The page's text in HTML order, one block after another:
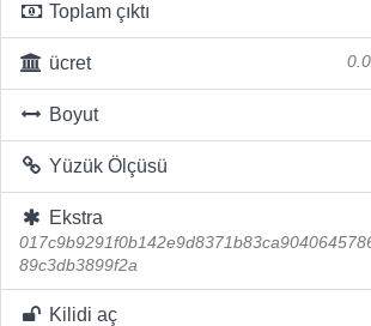
Toplam çıktı
ücret
Boyut
Yüzük Ölçüsü
Ekstra
89c3db3899f2a
Kilidi aç